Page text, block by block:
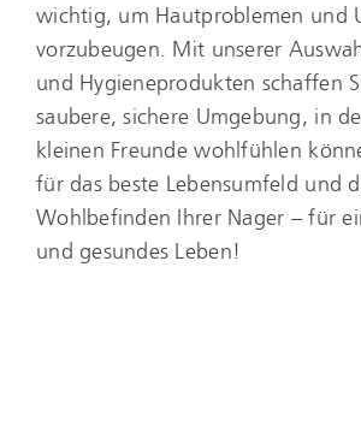
wichtig, um Hautproblemen und
vorzubeugen. Mit unserer
und Hygieneprodukten schaffen
saubere, sichere Umgebung, in
kleinen Freunde wohlfühlen
für das beste Lebensumfeld und
Wohlbefinden Ihrer Nager – für
und gesundes Leben!